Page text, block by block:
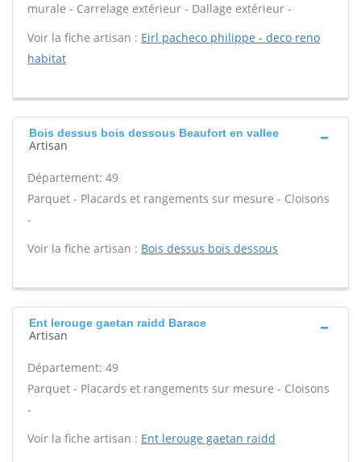
murale - Carrelage extérieur - Dallage extérieur -
Voir la fiche artisan : Eirl pacheco philippe - deco reno
habitat
Bois dessus bois dessous Beaufort en vallee
Artisan
Département: 49
Parquet - Placards et rangements sur mesure - Cloisons
-
Voir la fiche artisan : Bois dessus bois dessous
Ent lerouge gaetan raidd Barace
Artisan
Département: 49
Parquet - Placards et rangements sur mesure - Cloisons
-
Voir la fiche artisan : Ent lerouge gaetan raidd